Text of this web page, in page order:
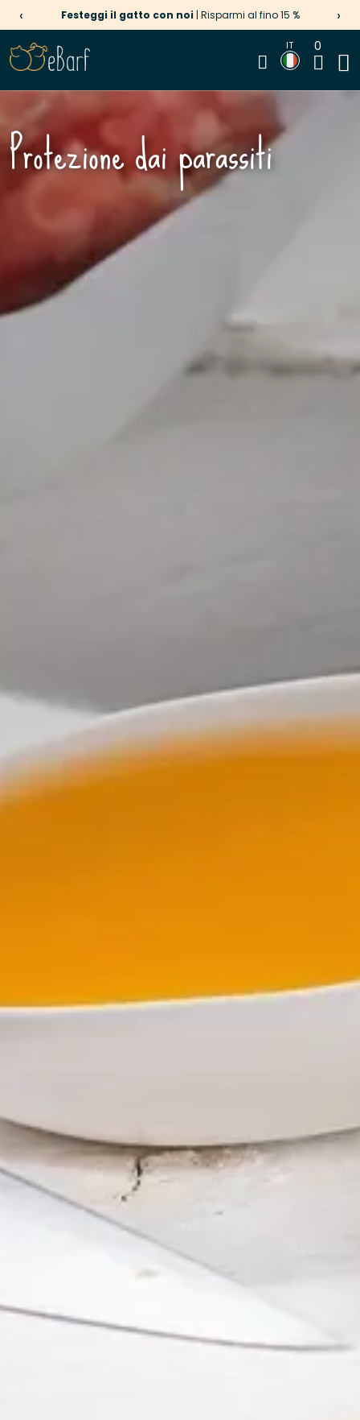
Festeggi il gatto con noi | Risparmi al fino 15 %
‹ ›
IT 0
Protezione dai parassiti